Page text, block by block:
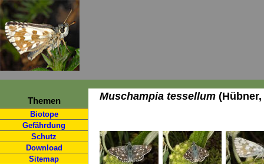
Themen
Biotope
Gefährdung
Schutz
Download
Sitemap
Muschampia tessellum (Hübner,